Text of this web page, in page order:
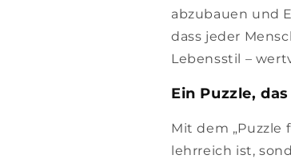
abzubauen und
dass jeder
Lebensstil –
Ein Puzzle,
Mit dem „Puzzle
lehrreich ist,